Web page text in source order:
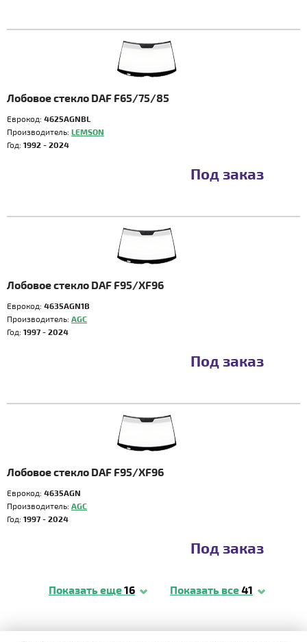
Лобовое стекло DAF F65/75/85
Еврокод: 4625AGNBL
Производитель: LEMSON
Год: 1992 - 2024
Под заказ
Лобовое стекло DAF F95/XF96
Еврокод: 4635AGN1B
Производитель: AGC
Год: 1997 - 2024
Под заказ
Лобовое стекло DAF F95/XF96
Еврокод: 4635AGN
Производитель: AGC
Год: 1997 - 2024
Под заказ
Показать еще16 Показать все41